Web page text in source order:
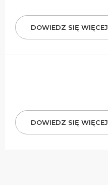
DOWIEDZ SIĘ WIĘCEJ
DOWIEDZ SIĘ WIĘCEJ